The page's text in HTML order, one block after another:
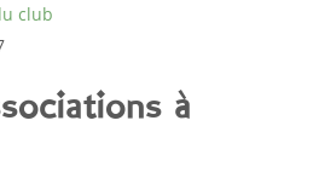
club
à